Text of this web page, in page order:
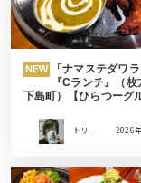
NEW
「ナマステダワ
『Cランチ』（
下島町）【ひらつーグ
トリー 2026